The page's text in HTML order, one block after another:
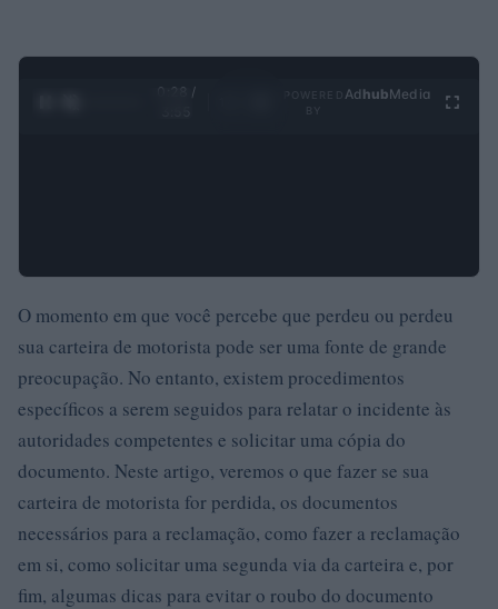
0:29 /
Ad hubMedia
O momento em que você percebe que perdeu ou perdeu
sua carteira de motorista pode ser uma fonte de grande
preocupação. No entanto, existem procedimentos
específicos a serem seguidos para relatar o incidente às
autoridades competentes e solicitar uma cópia do
documento. Neste artigo, veremos o que fazer se sua
carteira de motorista for perdida, os documentos
necessários para a reclamação, como fazer a reclamação
em si, como solicitar uma segunda via da carteira e, por
fim, algumas dicas para evitar o roubo do documento